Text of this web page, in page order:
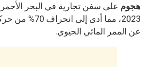
هجوم على سفن تجارية في البحر الأحمر
2023، مما أدى إلى
عن الممر المائي الحيوي.